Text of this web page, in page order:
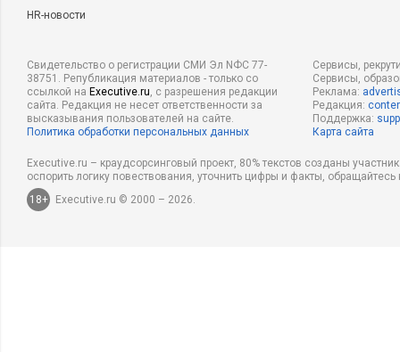
HR-новости
Свидетельство о регистрации СМИ Эл NФС 77-
38751. Републикация материалов - только со
ссылкой на Executive.ru, с разрешения редакции
сайта. Редакция не несет ответственности за
высказывания пользователей на сайте.
Политика обработки персональных данных
Сервисы,
Сервисы,
Реклама:
Редакция:
Поддержка:
Карта сайта
Executive.ru – краудсорсинговый проект, 80% текстов созданы
оспорить логику повествования, уточнить цифры и факты,
18+
Executive.ru © 2000 – 2026.